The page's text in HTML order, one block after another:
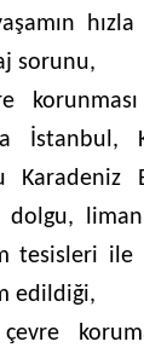
sorunu,
İstanbul,
Karadeniz
dolgu,
tesisleri ile
edildiği,